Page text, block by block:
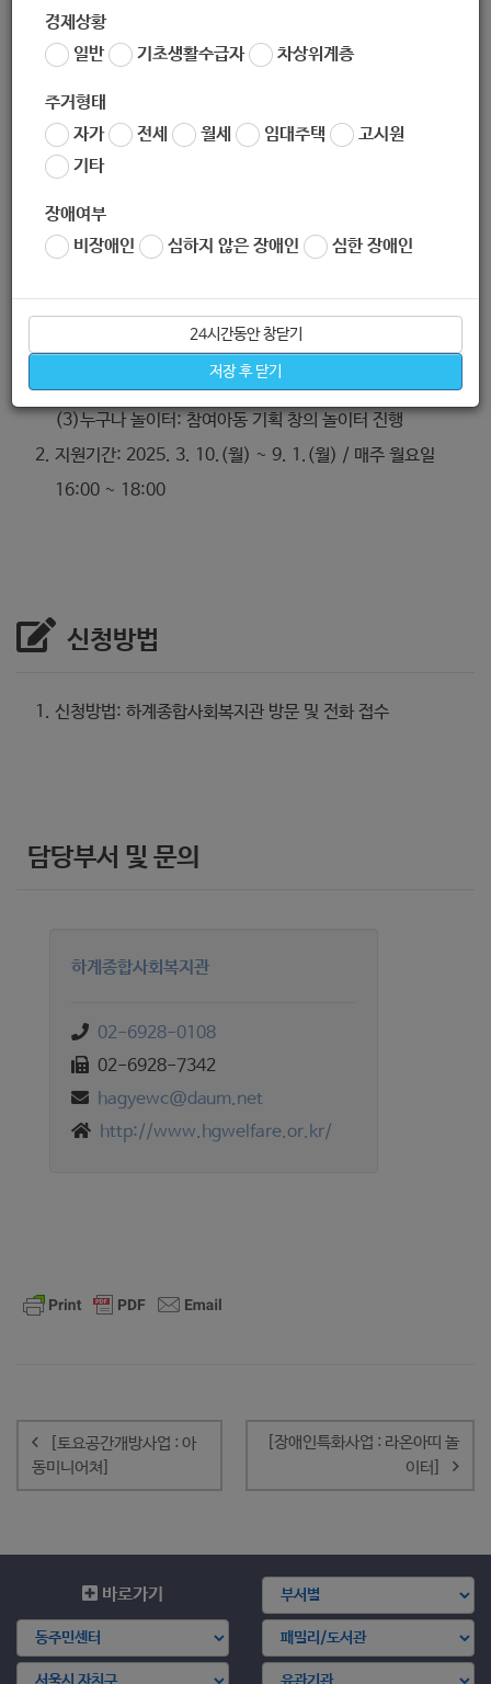
경제상황
일반
기초생활수급자 차상위계층
주거형태
자가
전세 월세 임대주택
고시원
기타
장애여부
비장애인
심하지 않은 장애인 심한 장애인
24시간동안 창닫기
저장 후 닫기
사전 면담 후 선정
지원내용
지원내용
상 놀이활동
(2) 놀이터 프로젝트: 창의 놀이터 활동을 기반으로 한 자신만
의 놀이 제작
(3)누구나 놀이터: 참여아동 기획 창의 놀이터 진행
지원기간: 2025. 3. 10.(월) ~ 9. 1.(월) / 매주 월요일
16:00 ~ 18:00
신청방법
신청방법: 하계종합사회복지관 방문 및 전화 접수
담당부서 및 문의
하계종합사회복지관
02-6928-0108
02-6928-7342
hagyewc@daum.net
http://www.hgwelfare.or.kr/
내
비
게
[토요공간개방사업 : 아
동미니어쳐]
[장애인특화사업 : 라온아띠 놀
이터]
바로가기